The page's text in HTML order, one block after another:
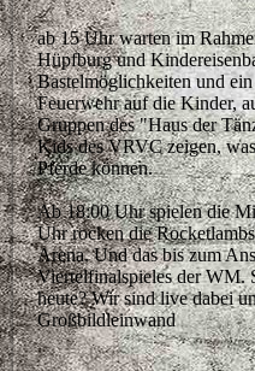
ab 15 Uhr warten im
Hüpfburg und
Bastelmöglichkeiten und
Feuerwehr auf die Kinder,
Gruppen des "Haus der
Kids des VRVC zeigen,
Pferde können.
Ab 18:00 Uhr spielen die
Uhr rocken die
Arena. Und das bis zum
Viertelfinalspieles der WM.
heute? Wir sind live dabei
Großbildleinwand